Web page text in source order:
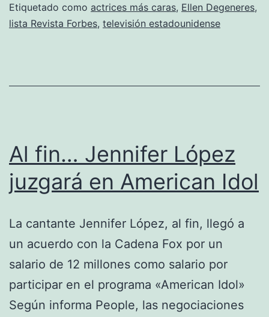
que
más
Etiquetado como actrices más caras, Ellen Degeneres,
lista Revista Forbes, televisión estadounidense
Al fin… Jennifer López
juzgará en American Idol
La cantante Jennifer López, al fin, llegó a
un acuerdo con la Cadena Fox por un
salario de 12 millones como salario por
participar en el programa «American Idol»
Según informa People, las negociaciones